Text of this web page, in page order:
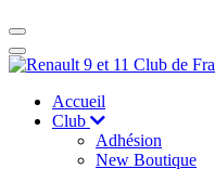
Accueil
Club
Adhésion
New Boutique